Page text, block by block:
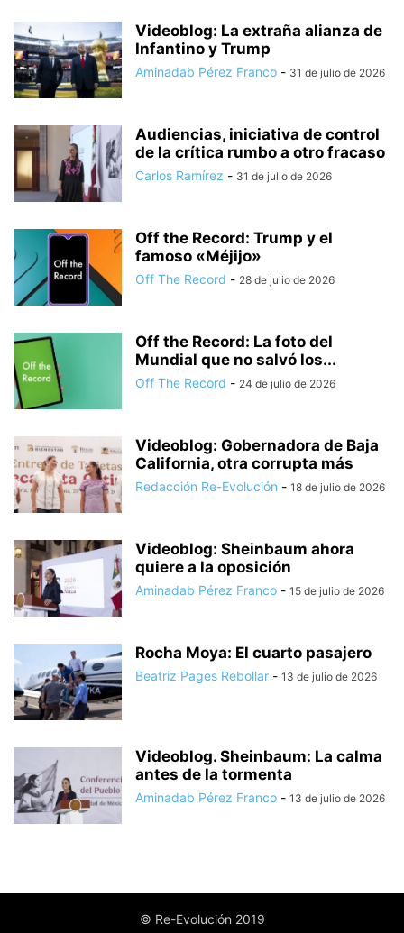
Videoblog: La extraña alianza de
Infantino y Trump
Aminadab Pérez Franco - 31 de julio de 2026
Audiencias, iniciativa de control
de la crítica rumbo a otro fracaso
Carlos Ramírez - 31 de julio de 2026
Off the Record: Trump y el
famoso «Méjijo»
Off The Record - 28 de julio de 2026
Off the Record: La foto del
Mundial que no salvó los...
Off The Record - 24 de julio de 2026
Videoblog: Gobernadora de Baja
California, otra corrupta más
Redacción Re-Evolución - 18 de julio de 2026
Videoblog: Sheinbaum ahora
quiere a la oposición
Aminadab Pérez Franco - 15 de julio de 2026
Rocha Moya: El cuarto pasajero
Beatriz Pages Rebollar - 13 de julio de 2026
Videoblog. Sheinbaum: La calma
antes de la tormenta
Aminadab Pérez Franco - 13 de julio de 2026
© Re-Evolución 2019